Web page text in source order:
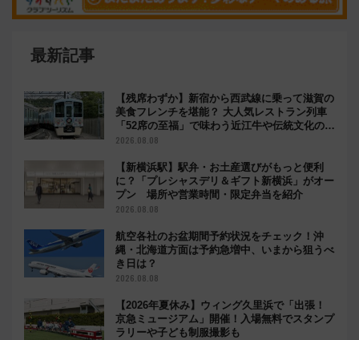
最新記事
【残席わずか】新宿から西武線に乗って滋賀の
美食フレンチを堪能？ 大人気レストラン列車
「52席の至福」で味わう近江牛や伝統文化の特
別コラボ
2026.08.08
【新横浜駅】駅弁・お土産選びがもっと便利
に？「プレシャスデリ＆ギフト新横浜」がオー
プン 場所や営業時間・限定弁当を紹介
2026.08.08
航空各社のお盆期間予約状況をチェック！沖
縄・北海道方面は予約急増中、いまから狙うべ
き日は？
2026.08.08
【2026年夏休み】ウィング久里浜で「出張！
京急ミュージアム」開催！入場無料でスタンプ
ラリーや子ども制服撮影も